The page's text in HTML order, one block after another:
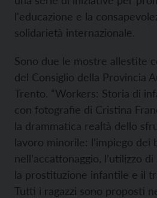
l'educazione e la
solidarietà internazionale.
Sono due le mostre allestite
del Consiglio della Provincia
Trento. “Workers: Storia di
con fotografie di Cristina
la drammatica realtà dello
lavoro minorile: l’impiego dei
nell’accattonaggio, l’utilizzo
la prostituzione infantile e il
Tutti i ragazzi sono proposti